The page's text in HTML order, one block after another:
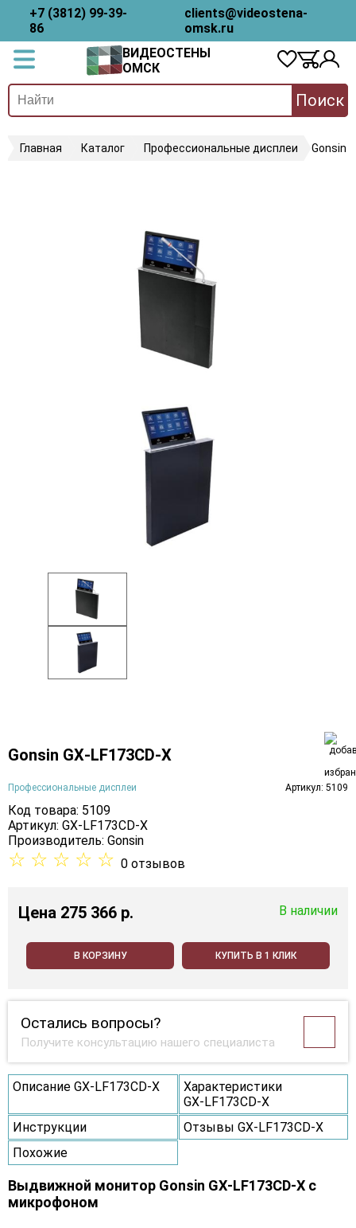
+7 (3812) 99-39-
86
clients@videostena-
omsk.ru
ВИДЕОСТЕНЫ
ОМСК
Поиск
Главная Каталог Профессиональные дисплеи Gonsin
Gonsin GX‑LF173CD‑X
Профессиональные дисплеи Артикул: 5109
Код товара: 5109
Артикул: GX‑LF173CD‑X
Производитель: Gonsin
☆ ☆ ☆ ☆ ☆ 0 отзывов
Цена 275 366 p. В наличии
В КОРЗИНУ КУПИТЬ В 1 КЛИК
Остались вопросы?
Получите консультацию нашего специалиста
Описание GX‑LF173CD‑X
Характеристики
GX‑LF173CD‑X
Инструкции
Отзывы GX‑LF173CD‑X
Похожие
Выдвижной монитор Gonsin GX‑LF173CD‑X с
микрофоном